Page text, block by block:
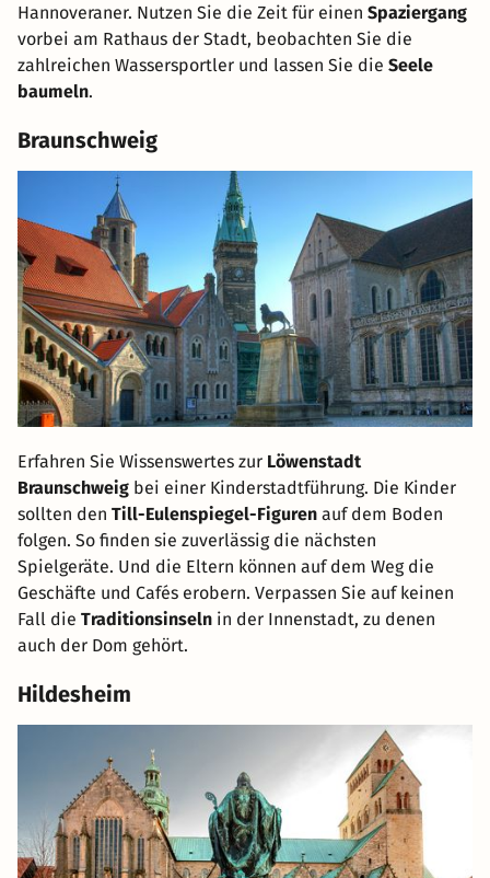
Hannoveraner. Nutzen Sie die Zeit für einen Spaziergang
vorbei am Rathaus der Stadt, beobachten Sie die
zahlreichen Wassersportler und lassen Sie die Seele
baumeln.
Braunschweig
Erfahren Sie Wissenswertes zur Löwenstadt
Braunschweig bei einer Kinderstadtführung. Die Kinder
sollten den Till-Eulenspiegel-Figuren auf dem Boden
folgen. So finden sie zuverlässig die nächsten
Spielgeräte. Und die Eltern können auf dem Weg die
Geschäfte und Cafés erobern. Verpassen Sie auf keinen
Fall die Traditionsinseln in der Innenstadt, zu denen
auch der Dom gehört.
Hildesheim